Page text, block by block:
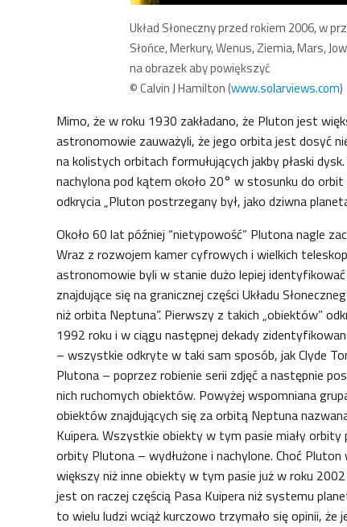
Układ Słoneczny przed rokiem 2006, w
Słońce, Merkury, Wenus, Ziemia, Mars,
na obrazek aby powiększyć
© Calvin J Hamilton (www.solarviews.com)
Mimo, że w roku 1930 zakładano, że Pluton jest
astronomowie zauważyli, że jego orbita jest dosyć
na kolistych orbitach formułujących jakby płaski
nachylona pod kątem około 20° w stosunku do
odkrycia „Pluton postrzegany był, jako dziwna
Około 60 lat później “nietypowość” Plutona nagle
Wraz z rozwojem kamer cyfrowych i wielkich
astronomowie byli w stanie dużo lepiej
znajdujące się na granicznej części Układu
niż orbita Neptuna”. Pierwszy z takich „obiektów”
1992 roku i w ciągu następnej dekady
– wszystkie odkryte w taki sam sposób, jak Clyde
Plutona – poprzez robienie serii zdjęć a następnie
nich ruchomych obiektów. Powyżej wspomniana
obiektów znajdujących się za orbitą Neptuna
Kuipera. Wszystkie obiekty w tym pasie miały orbity
orbity Plutona – wydłużone i nachylone. Choć Pluton
większy niż inne obiekty w tym pasie już w roku 2002
jest on raczej częścią Pasa Kuipera niż systemu
to wielu ludzi wciąż kurczowo trzymało się opinii, że